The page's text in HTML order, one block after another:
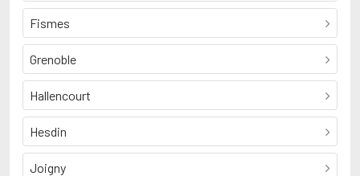
Fismes
Grenoble
Hallencourt
Hesdin
Joigny